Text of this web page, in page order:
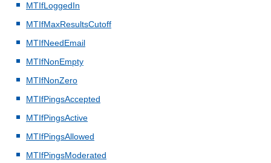
MTIfLoggedIn
MTIfMaxResultsCutoff
MTIfNeedEmail
MTIfNonEmpty
MTIfNonZero
MTIfPingsAccepted
MTIfPingsActive
MTIfPingsAllowed
MTIfPingsModerated